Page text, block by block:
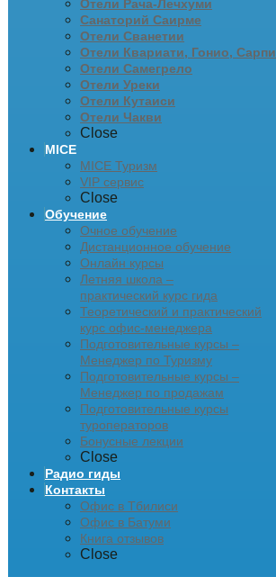
Отели Рача-Лечхуми
Санаторий Саирме
Отели Сванетии
Отели Квариати, Гонио, Сарпи
Отели Самегрело
Отели Уреки
Отели Кутаиси
Отели Чакви
Close
MICE
MICE Туризм
VIP сервис
Close
Обучение
Очное обучение
Дистанционное обучение
Онлайн курсы
Летняя школа –
практический курс гида
Теоретический и практический
курс офис-менеджера
Подготовительные курсы –
Менеджер по Туризму
Подготовительные курсы –
Менеджер по продажам
Подготовительные курсы
туроператоров
Бонусные лекции
Close
Радио гиды
Контакты
Офис в Тбилиси
Офис в Батуми
Книга отзывов
Close